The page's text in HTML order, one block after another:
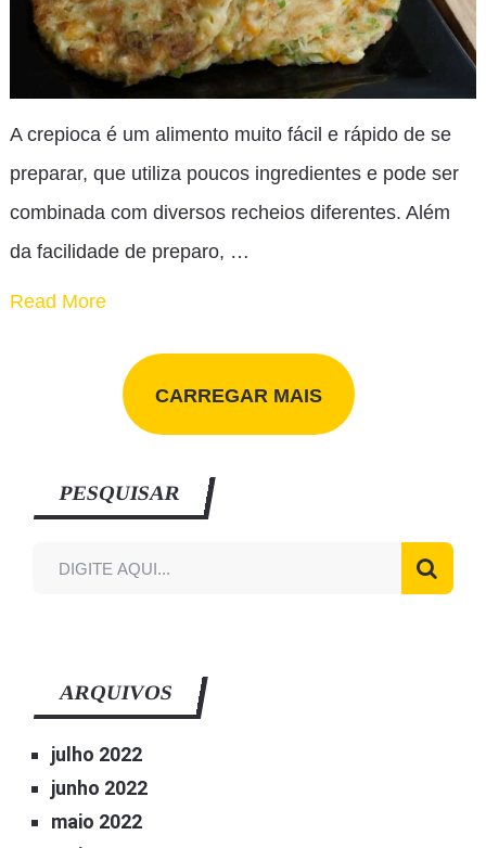
A crepioca é um alimento muito fácil e rápido de se
preparar, que utiliza poucos ingredientes e pode ser
combinada com diversos recheios diferentes. Além
da facilidade de preparo, …
Read More
CARREGAR MAIS
PESQUISAR
ARQUIVOS
julho 2022
junho 2022
maio 2022